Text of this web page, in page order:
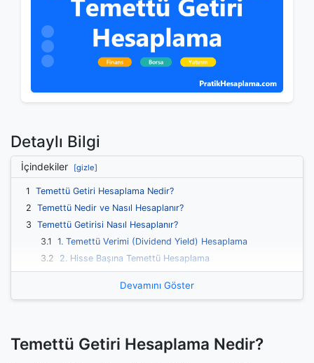
Detaylı Bilgi
İçindekiler [gizle]
1 Temettü Getiri Hesaplama Nedir?
2 Temettü Nedir ve Nasıl Hesaplanır?
3 Temettü Getirisi Nasıl Hesaplanır?
3.1 1. Temettü Verimi (Dividend Yield) Hesaplama
3.2
2. Hisse Başına Temettü Hesaplama
3.3 3. Temettü Ödeme Oranı Hesaplama
Temettü Vergisi Nasıl Hesaplanır?
7 Sık Sorulan Sorular
Devamını Göster
Temettü Getiri Hesaplama Nedir?